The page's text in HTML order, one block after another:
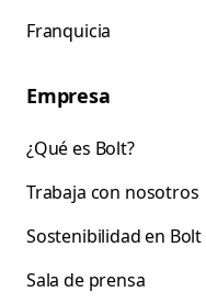
Franquicia
Empresa
¿Qué es Bolt?
Trabaja con nosotros
Sostenibilidad en Bolt
Sala de prensa